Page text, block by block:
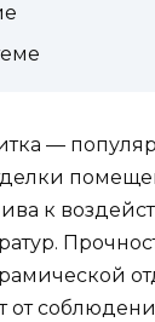
—
к
от